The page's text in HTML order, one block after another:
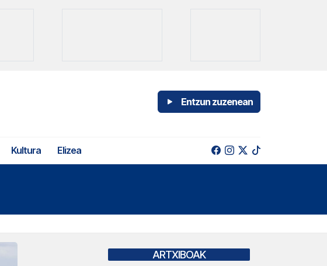
Entzun zuzenean
Kultura Elizea
ARTXIBOAK